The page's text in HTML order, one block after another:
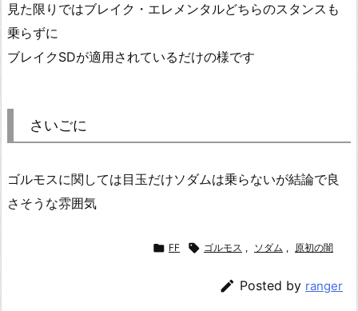
見た限りではブレイク・エレメンタルどちらのスタンスも
乗らずに
ブレイクSDが適用されているだけの様です
さいごに
ゴルモスに関しては目玉だけソダムは乗らないが結論で良
さそうな雰囲気
 FF  ゴルモス , ソダム , 原初の闇
 Posted by ranger